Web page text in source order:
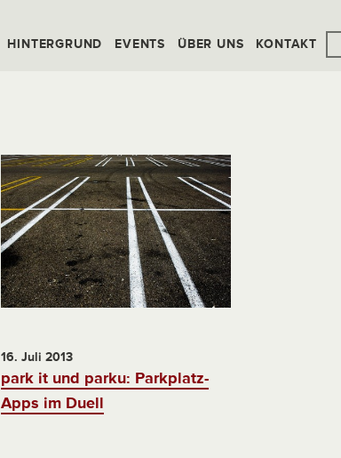
HINTERGRUND EVENTS ÜBER UNS KONTAKT
16. Juli 2013
park it und parku: Parkplatz-
Apps im Duell